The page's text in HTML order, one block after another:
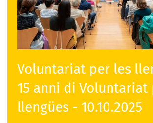
Voluntariat per les
15 anni di Voluntariat
llengües - 10.10.2025